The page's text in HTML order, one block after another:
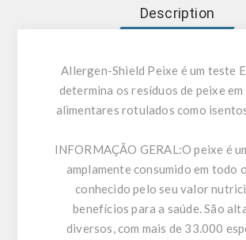
Description
Allergen-Shield Peixe é um teste
determina os resíduos de peixe
alimentares rotulados como
INFORMAÇÃO GERAL:O peixe é
amplamente consumido em todo
conhecido pelo seu valor
benefícios para a saúde. São
diversos, com mais de 33.000